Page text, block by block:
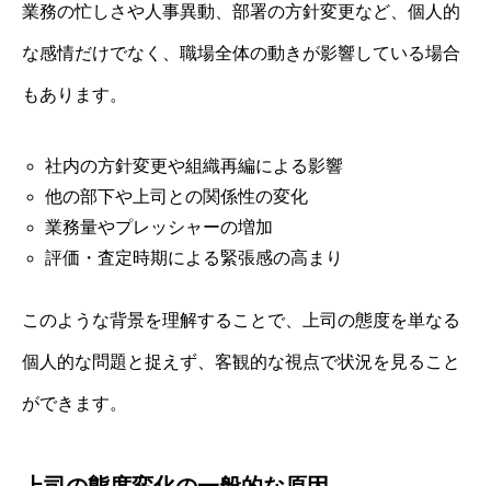
業務の忙しさや人事異動、部署の方針変更など、個人的
な感情だけでなく、職場全体の動きが影響している場合
もあります。
社内の方針変更や組織再編による影響
他の部下や上司との関係性の変化
業務量やプレッシャーの増加
評価・査定時期による緊張感の高まり
このような背景を理解することで、上司の態度を単なる
個人的な問題と捉えず、客観的な視点で状況を見ること
ができます。